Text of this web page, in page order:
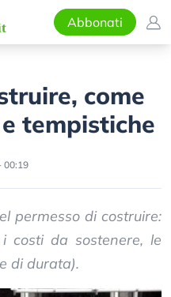
Abbonati
come
tempistiche
00:19
permesso di costruire:
costi da sostenere, le
di durata).